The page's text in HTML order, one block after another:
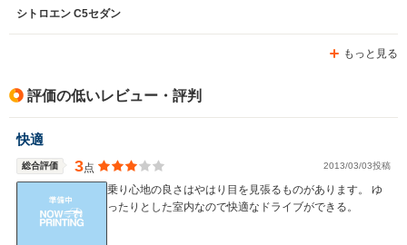
シトロエン C5セダン
もっと見る
評価の低いレビュー・評判
快適
総合評価 3点 2013/03/03投稿
乗り心地の良さはやはり目を見張るものがあります。 ゆ
ったりとした室内なので快適なドライブができる。